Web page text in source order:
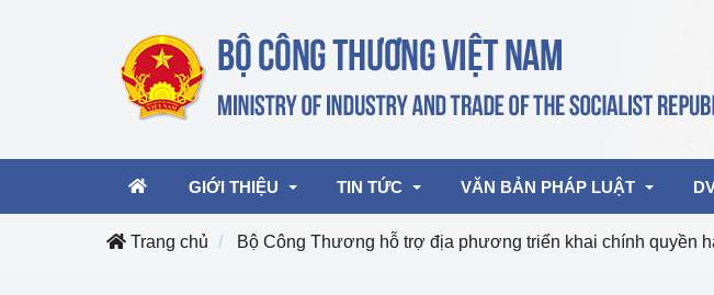
GIỚI THIỆU TIN TỨC VĂN BẢN PHÁP LUẬT
Trang chủ Bộ Công Thương hỗ trợ địa phương triển khai chính quyền